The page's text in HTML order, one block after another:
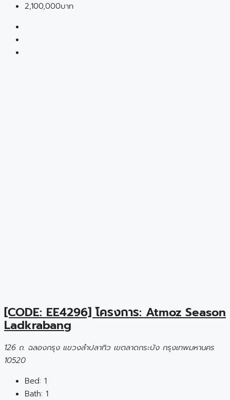
2,100,000บาท
[CODE: EE4296] โครงการ: Atmoz Season
Ladkrabang
126 ถ. ฉลองกรุง แขวงลำปลาทิว เขตลาดกระบัง กรุงเทพมหานคร
10520
Bed: 1
Bath: 1